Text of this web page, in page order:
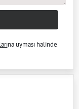
na uyması halinde